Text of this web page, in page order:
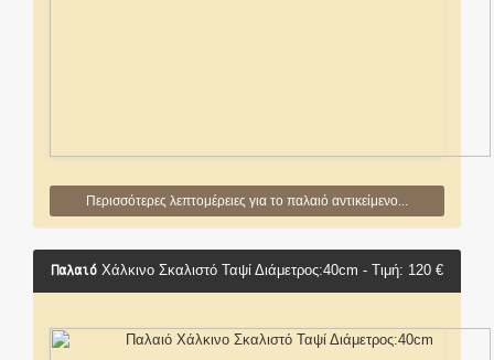
Περισσότερες λεπτομέρειες για το παλαιό αντικείμενο...
Παλαιό Χάλκινο Σκαλιστό Ταψί Διάμετρος:40cm - Τιμή: 120 €